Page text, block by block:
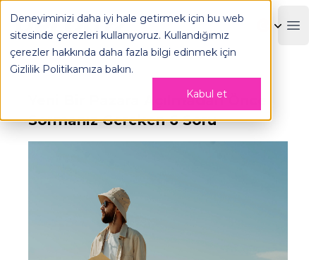
Deneyiminizi daha iyi hale getirmek için bu web
sitesinde çerezleri kullanıyoruz. Kullandığımız
çerezler hakkında daha fazla bilgi edinmek için
Gizlilik Politikamıza bakın.
Kabul et
OPLOG
Yeni Bir Pazara Açılmadan Önce
Sormanız Gereken 6 Soru